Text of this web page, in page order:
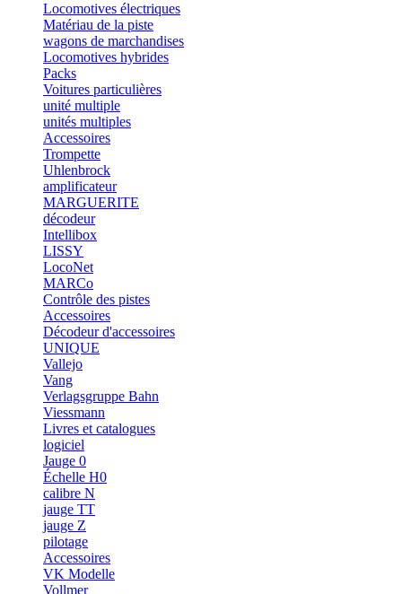
Locomotives électriques
Matériau de la piste
wagons de marchandises
Locomotives hybrides
Packs
Voitures particulières
unité multiple
unités multiples
Accessoires
Trompette
Uhlenbrock
amplificateur
MARGUERITE
décodeur
Intellibox
LISSY
LocoNet
MARCo
Contrôle des pistes
Accessoires
Décodeur d'accessoires
UNIQUE
Vallejo
Vang
Verlagsgruppe Bahn
Viessmann
Livres et catalogues
logiciel
Jauge 0
Échelle H0
calibre N
jauge TT
jauge Z
pilotage
Accessoires
VK Modelle
Vollmer